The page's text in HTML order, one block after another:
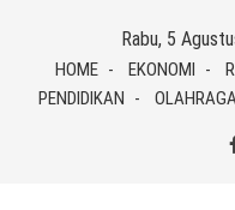
content
Rabu, 5
HOME EKONOMI
PENDIDIKAN
OLAHRAGA